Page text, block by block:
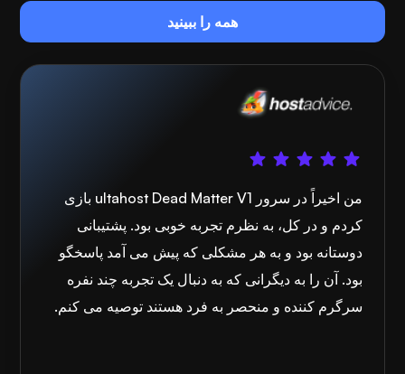
همه را ببینید
من اخیراً در سرور ultahost Dead Matter V1 بازی
کردم و در کل، به نظرم تجربه خوبی بود. پشتیبانی
دوستانه بود و به هر مشکلی که پیش می آمد پاسخگو
بود. آن را به دیگرانی که به دنبال یک تجربه چند نفره
سرگرم کننده و منحصر به فرد هستند توصیه می کنم.